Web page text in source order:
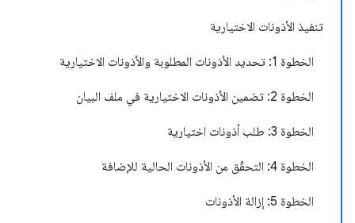
تنفيذ الأذونات الاختيارية
الخطوة 1: تحديد الأذونات المطلوبة والأذونات الاختيارية
الخطوة 2: تضمين الأذونات الاختيارية في ملف البيان
الخطوة 3: طلب أذونات اختيارية
الخطوة 4: التحقّق من الأذونات الحالية للإضافة
الخطوة 5: إزالة الأذونات